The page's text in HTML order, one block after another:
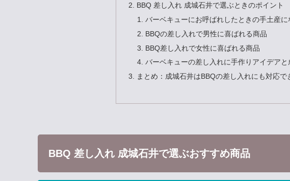
BBQ 差し入れ 成城石井で選ぶときのポイント
バーベキューにお呼ばれしたときの手土産
BBQの差し入れで男性に喜ばれる商品
BBQ差し入れで女性に喜ばれる商品
バーベキューの差し入れに手作りアイデアと
まとめ：成城石井はBBQの差し入れにも対応で
BBQ 差し入れ 成城石井で選ぶおすすめ商品